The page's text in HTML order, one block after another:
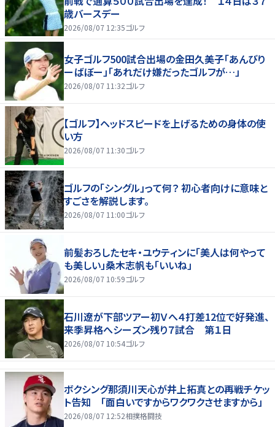
歳バースデー
2026/08/07 12:35ゴルフ
女子ゴルフ500試合出場の金田久美子「あんびり
ーばぼー」「あれだけ嫌だったゴルフが…」
2026/08/07 11:32ゴルフ
【ゴルフ】ヘッドスピードを上げるための身体の使
い方
2026/08/07 11:30ゴルフ
ゴルフの「シングル」って何？ 初心者向けに意味と
すごさを解説します。
2026/08/07 11:00ゴルフ
前髪おろしたセキ・ユウティンに「美人は何やって
も美しい」桑木志帆も「いいね」
2026/08/07 10:59ゴルフ
石川遼が下部ツアー初Ｖへ４打差12位で好発進、
来季昇格へシーズン残り７試合 第１日
2026/08/07 10:54ゴルフ
ボクシング那須川天心が井上拓真との再戦チケッ
ト告知 「面白いですからワクワクさせますから」
2026/08/07 12:52相撲格闘技